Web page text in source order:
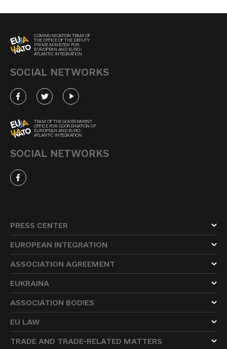
COMMUNICATION TEAM OF
THE OFFICE OF THE DEPUTY
PRIME MINISTER FOR
EUROPEAN AND EURO-
ATLANTIC INTEGRATION
SOCIAL NETWORKS
TEAM OF THE GOVERNMENT
OFFICE FOR COORDINATION OF
EUROPEAN AND EURO-
ATLANTIC INTEGRATION
SOCIAL NETWORKS
PRESS CENTER
EUROPEAN INTEGRATION
ASSOCIATION AGREEMENT
EUKRAINA
ASSOCIATION BODIES
EU LAW
TRADE AND TRADE-RELATED MATTERS